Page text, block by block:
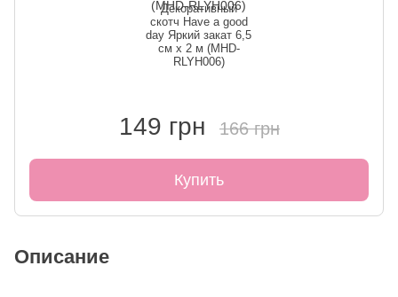
Декоративный
скотч Have a good
day Яркий закат 6,5
см x 2 м (MHD-
RLYH006)
149 грн 166 грн
Купить
Описание